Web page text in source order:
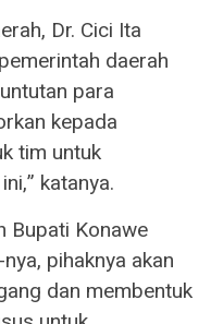
Dr. Cici Ita
daerah
para
kepada
tim untuk
katanya.
Bupati Konawe
pihaknya akan
dan membentuk